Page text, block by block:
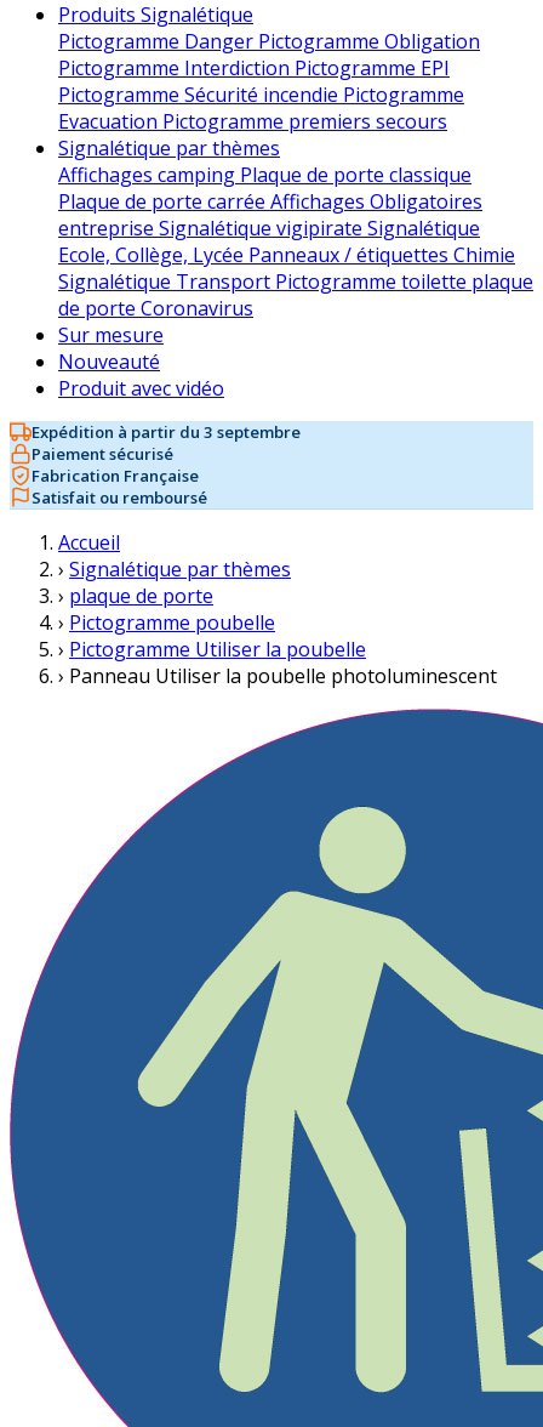
Produits Signalétique
Pictogramme Danger Pictogramme Obligation
Pictogramme Interdiction Pictogramme EPI
Pictogramme Sécurité incendie Pictogramme
Evacuation Pictogramme premiers secours
Signalétique par thèmes
Affichages camping Plaque de porte classique
Plaque de porte carrée Affichages Obligatoires
entreprise Signalétique vigipirate Signalétique
Ecole, Collège, Lycée Panneaux / étiquettes Chimie
Signalétique Transport Pictogramme toilette plaque
de porte Coronavirus
Sur mesure
Nouveauté
Produit avec vidéo
Expédition à partir du 3 septembre
Paiement sécurisé
Fabrication Française
Satisfait ou remboursé
Accueil
› Signalétique par thèmes
› plaque de porte
› Pictogramme poubelle
› Pictogramme Utiliser la poubelle
› Panneau Utiliser la poubelle photoluminescent